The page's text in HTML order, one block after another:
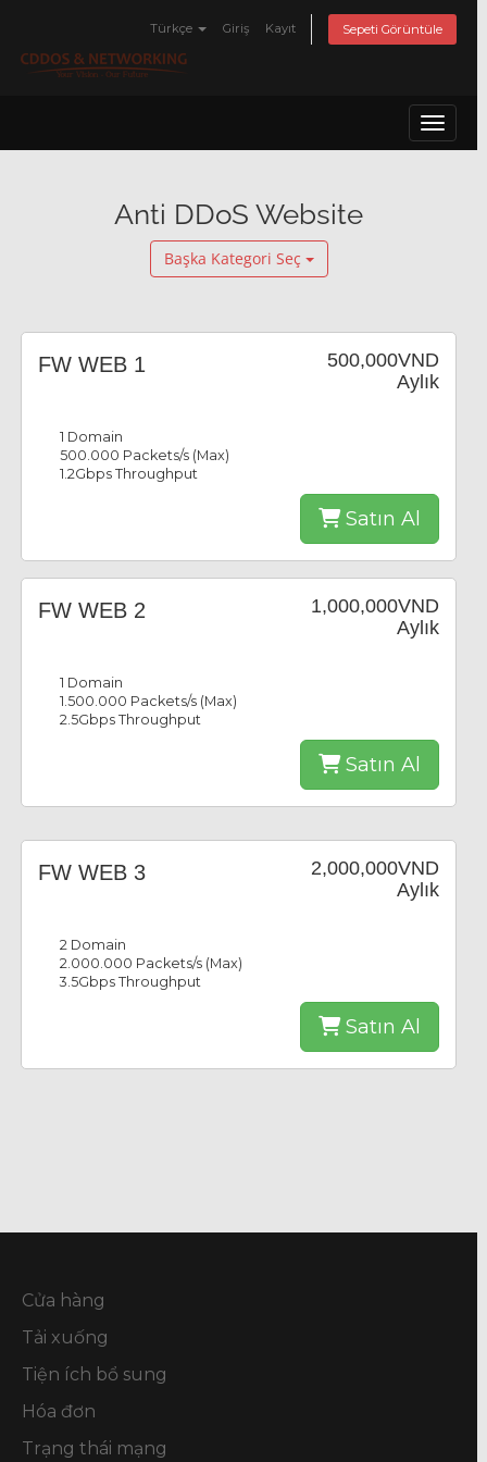
Türkçe Giriş Kayıt Sepeti Görüntüle
Anti DDoS Website
Başka Kategori Seç
500,000VND
Aylık
FW WEB 1
1 Domain
500.000 Packets/s (Max)
1.2Gbps Throughput
Satın Al
1,000,000VND
Aylık
FW WEB 2
1 Domain
1.500.000 Packets/s (Max)
2.5Gbps Throughput
Satın Al
2,000,000VND
Aylık
FW WEB 3
2 Domain
2.000.000 Packets/s (Max)
3.5Gbps Throughput
Satın Al
Cửa hàng
Tải xuống
Tiện ích bổ sung
Hóa đơn
Trạng thái mạng